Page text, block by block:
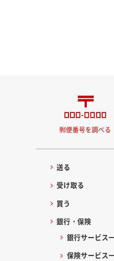
郵便番号を調べる
送る
受け取る
買う
銀行・保険
銀行サービス
保険サービス